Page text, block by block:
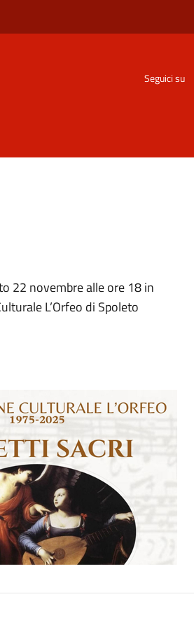
Seguici su
22 novembre alle ore 18 in
L’Orfeo di Spoleto